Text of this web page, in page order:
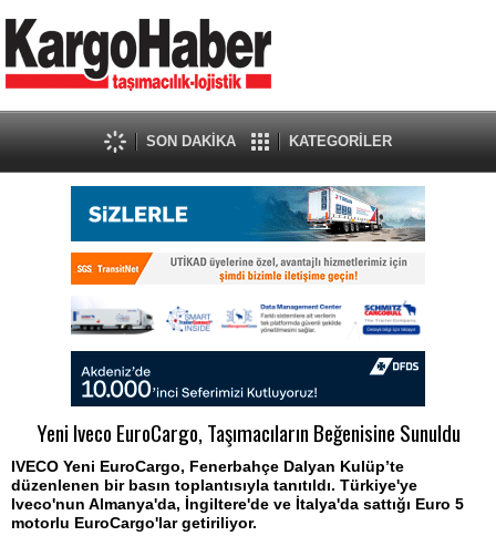
SON DAKİKA KATEGORİLER
Yeni Iveco EuroCargo, Taşımacıların Beğenisine Sunuldu
IVECO Yeni EuroCargo, Fenerbahçe Dalyan Kulüp’te
düzenlenen bir basın toplantısıyla tanıtıldı. Türkiye'ye
Iveco'nun Almanya'da, İngiltere'de ve İtalya'da sattığı Euro 5
motorlu EuroCargo'lar getiriliyor.